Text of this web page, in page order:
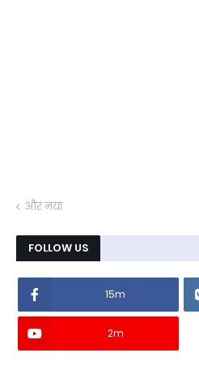
और नया
FOLLOW US
15m
2m